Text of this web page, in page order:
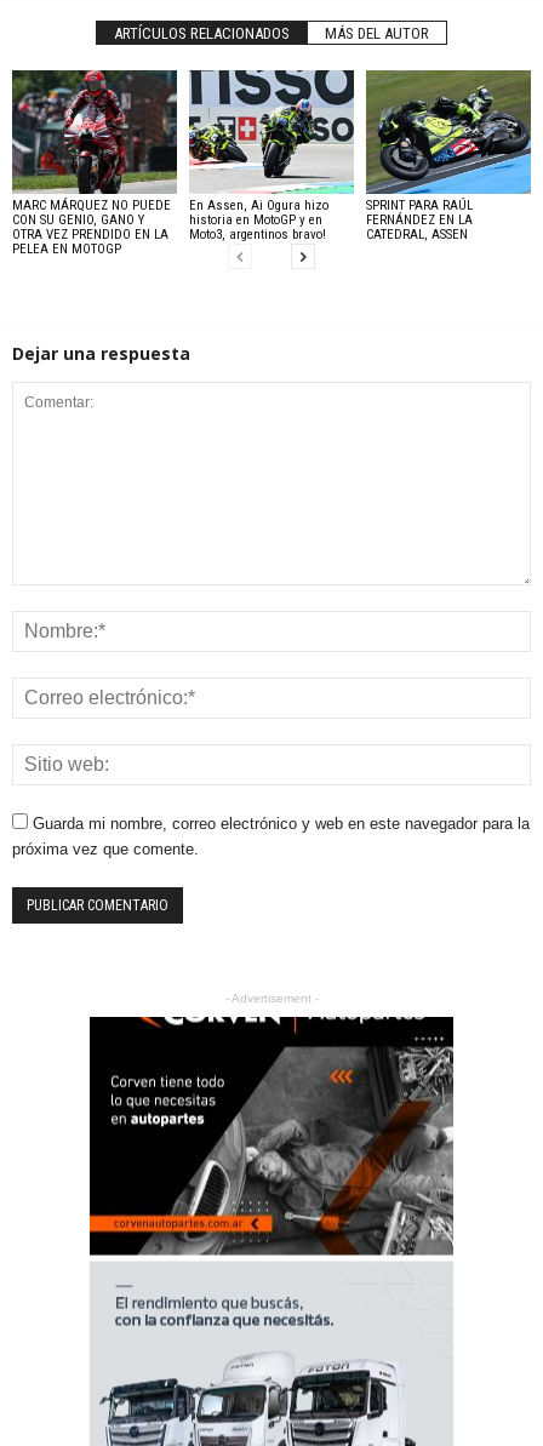
ARTÍCULOS RELACIONADOS MÁS DEL AUTOR
MARC MÁRQUEZ NO PUEDE
CON SU GENIO, GANO Y
OTRA VEZ PRENDIDO EN LA
PELEA EN MOTOGP
En Assen, Ai Ogura hizo
historia en MotoGP y en
Moto3, argentinos bravo!
SPRINT PARA RAÚL
FERNÁNDEZ EN LA
CATEDRAL, ASSEN
Dejar una respuesta
Guarda mi nombre, correo electrónico y web en este navegador para la
próxima vez que comente.
- Advertisement -